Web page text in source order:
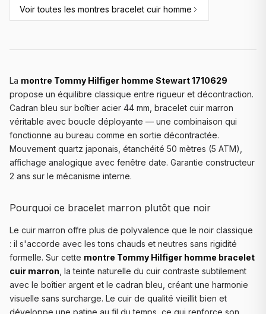
Voir toutes les montres bracelet cuir homme
La montre Tommy Hilfiger homme Stewart 1710629
propose un équilibre classique entre rigueur et décontraction.
Cadran bleu sur boîtier acier 44 mm, bracelet cuir marron
véritable avec boucle déployante — une combinaison qui
fonctionne au bureau comme en sortie décontractée.
Mouvement quartz japonais, étanchéité 50 mètres (5 ATM),
affichage analogique avec fenêtre date. Garantie constructeur
2 ans sur le mécanisme interne.
Pourquoi ce bracelet marron plutôt que noir
Le cuir marron offre plus de polyvalence que le noir classique
: il s'accorde avec les tons chauds et neutres sans rigidité
formelle. Sur cette montre Tommy Hilfiger homme bracelet
cuir marron , la teinte naturelle du cuir contraste subtilement
avec le boîtier argent et le cadran bleu, créant une harmonie
visuelle sans surcharge. Le cuir de qualité vieillit bien et
développe une patine au fil du temps, ce qui renforce son